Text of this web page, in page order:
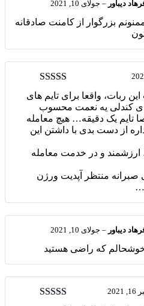
دیباور – جولای 10, 2021
بزرگوار از کامنت صادقانه
امتیاز از 5
ربات، واقعا برای تایم های
کندلی یه نعمت محسوب
تایم یک دقیقه… هیچ معامله
از دست بدی با داشتن این
ارزشمند و در خدمت معامله
صبرانه منتظر آپدیت ورژن
دیباور – جولای 10, 2021
که راضی هستید